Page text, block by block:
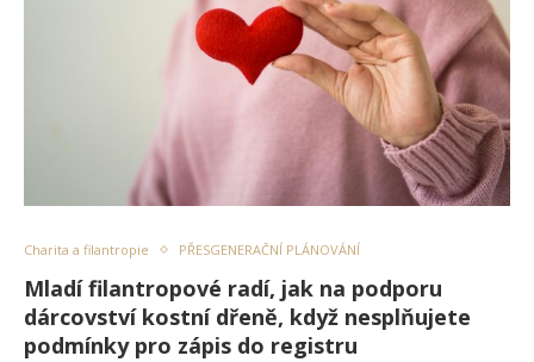
Charita a filantropie PŘESGENERAČNÍ PLÁNOVÁNÍ
Mladí filantropové radí, jak na podporu
dárcovství kostní dřeně, když nesplňujete
podmínky pro zápis do registru